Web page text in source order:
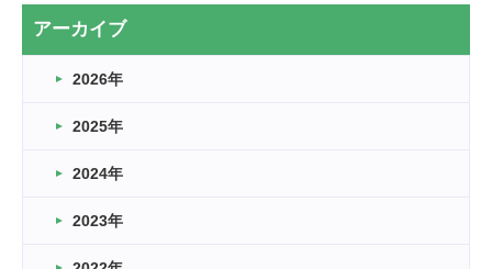
2026.03.20
なぎなた
2026.03.16
車いすバスケとRくんのお話
卒業・卒園の季節★
アーカイブ
2026年
2025年
2024年
2023年